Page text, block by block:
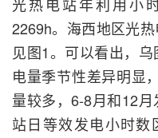
光热电站年利用小
2269h。海西地区光
见图1。可以看出，
电量季节性差异明显
量较多，6-8月和12
站日等效发电小时